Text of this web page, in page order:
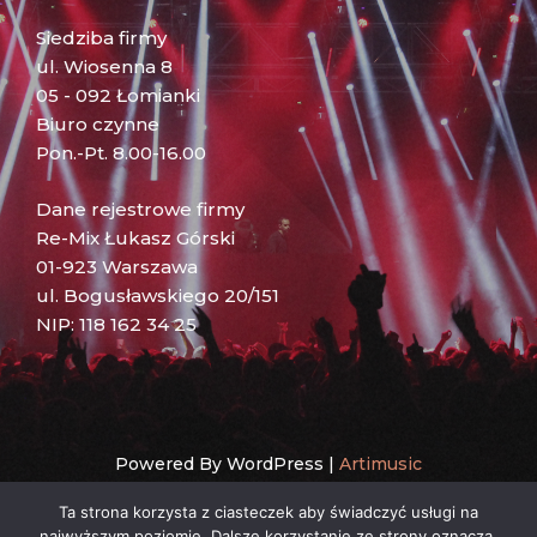
Siedziba firmy
ul. Wiosenna 8
05 - 092 Łomianki
Biuro czynne
Pon.-Pt. 8.00-16.00
Dane rejestrowe firmy
Re-Mix Łukasz Górski
01-923 Warszawa
ul. Bogusławskiego 20/151
NIP: 118 162 34 25
Powered By WordPress | Artimusic
Ta strona korzysta z ciasteczek aby świadczyć usługi na